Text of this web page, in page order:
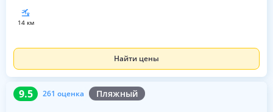
14 км
Найти цены
9.5 261 оценка Пляжный
9.5 261 оценка